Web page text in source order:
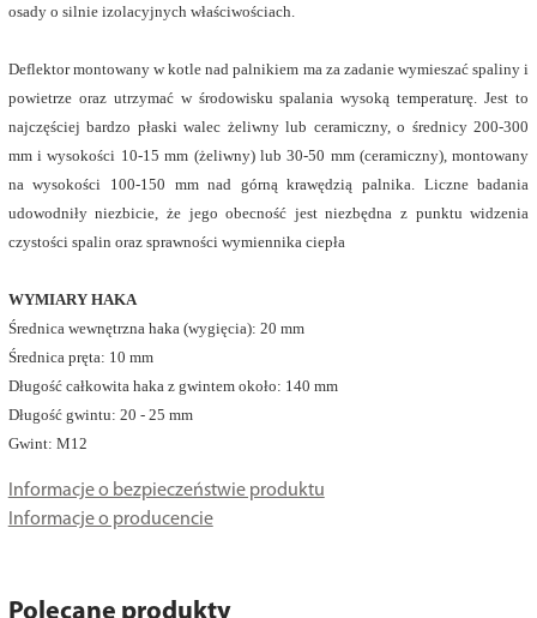
osady o silnie izolacyjnych właściwościach.
Deflektor montowany w kotle nad palnikiem ma za zadanie wymieszać spaliny i
powietrze oraz utrzymać w środowisku spalania wysoką temperaturę. Jest to
najczęściej bardzo płaski walec żeliwny lub ceramiczny, o średnicy 200-300
mm i wysokości 10-15 mm (żeliwny) lub 30-50 mm (ceramiczny), montowany
na wysokości 100-150 mm nad górną krawędzią palnika. Liczne badania
udowodniły niezbicie, że jego obecność jest niezbędna z punktu widzenia
czystości spalin oraz sprawności wymiennika ciepła
WYMIARY HAKA
Średnica wewnętrzna haka (wygięcia): 20 mm
Średnica pręta: 10 mm
Długość całkowita haka z gwintem około: 140 mm
Długość gwintu: 20 - 25 mm
Gwint: M12
Informacje o bezpieczeństwie produktu
Informacje o producencie